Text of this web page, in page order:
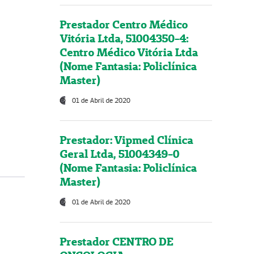
Prestador Centro Médico
Vitória Ltda, 51004350-4:
Centro Médico Vitória Ltda
(Nome Fantasia: Policlínica
Master)
01 de Abril de 2020
Prestador: Vipmed Clínica
Geral Ltda, 51004349-0
(Nome Fantasia: Policlínica
Master)
01 de Abril de 2020
Prestador CENTRO DE